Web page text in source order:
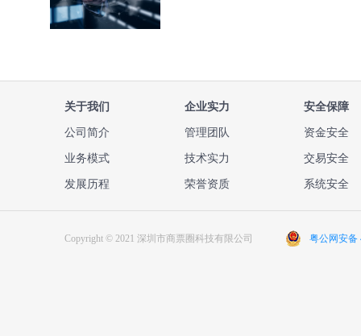
关于我们
公司简介
业务模式
发展历程
企业实力
管理团队
技术实力
荣誉资质
安全保障
资金安全
交易安全
系统安全
Copyright © 2021 深圳市商票圈科技有限公司 粤公网安备